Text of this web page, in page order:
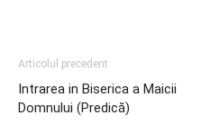
Articolul precedent
Intrarea in Biserica a Maicii
Domnului (Predică)